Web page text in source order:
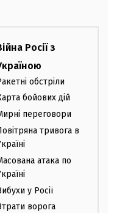
Росії з
обстріли
бойових дій
переговори
тривога в
атака по
у Росії
ворога